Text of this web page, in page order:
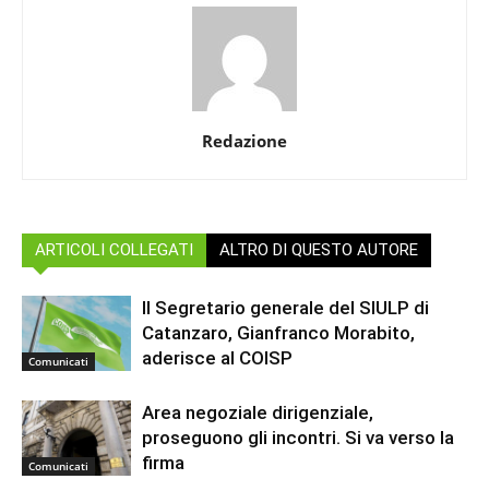
Redazione
ARTICOLI COLLEGATI ALTRO DI QUESTO AUTORE
Comunicati
Il Segretario generale del SIULP di
Catanzaro, Gianfranco Morabito,
aderisce al COISP
Comunicati
Area negoziale dirigenziale,
proseguono gli incontri. Si va verso la
firma